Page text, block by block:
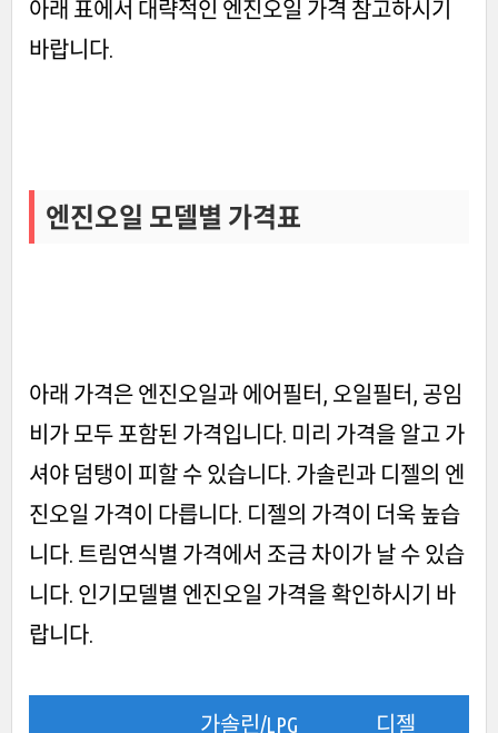
아래 표에서 대략적인 엔진오일 가격 참고하시기
바랍니다.
엔진오일 모델별 가격표
아래 가격은 엔진오일과 에어필터, 오일필터, 공임
비가 모두 포함된 가격입니다. 미리 가격을 알고 가
셔야 덤탱이 피할 수 있습니다. 가솔린과 디젤의 엔
진오일 가격이 다릅니다. 디젤의 가격이 더욱 높습
니다. 트림연식별 가격에서 조금 차이가 날 수 있습
니다. 인기모델별 엔진오일 가격을 확인하시기 바
랍니다.
가솔린/LPG 디젤